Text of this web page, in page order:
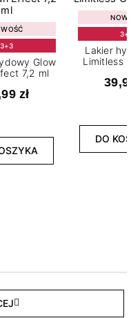
3+3
Glow
7,2 ml
zł
Lakier
Limitless
DO